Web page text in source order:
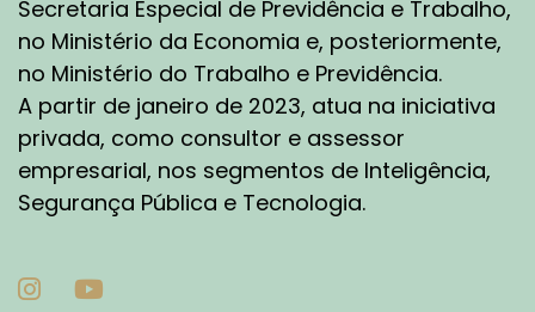
Secretaria Especial de Previdência e Trabalho,
no Ministério da Economia e, posteriormente,
no Ministério do Trabalho e Previdência.
A partir de janeiro de 2023, atua na iniciativa
privada, como consultor e assessor
empresarial, nos segmentos de Inteligência,
Segurança Pública e Tecnologia.